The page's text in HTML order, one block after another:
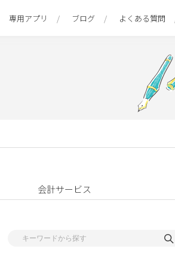
専用アプリ ブログ よくある質問
会計サービス